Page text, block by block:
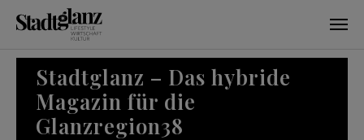
Skip to main content
Stadtglanz – Das hybride
Magazin für die
Glanzregion38